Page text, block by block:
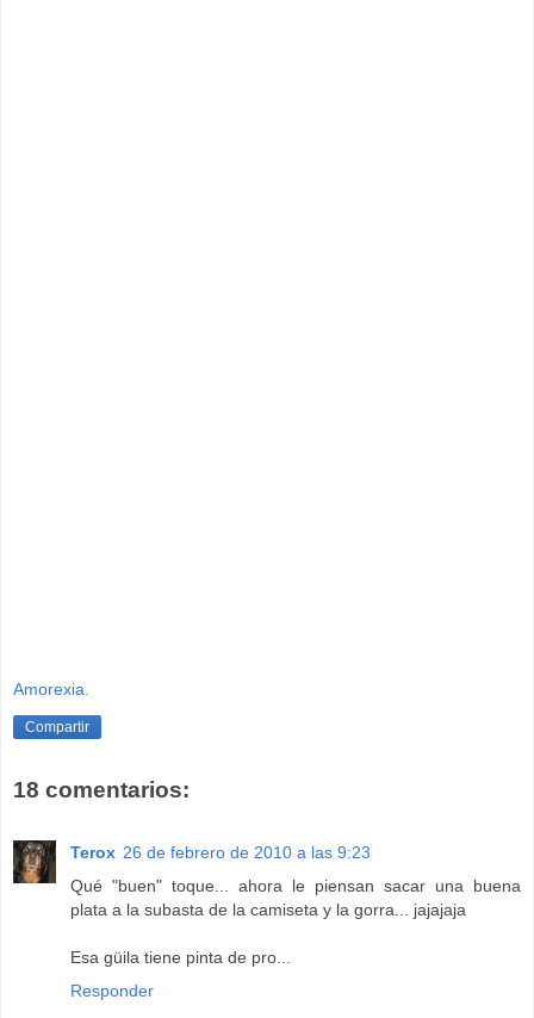
Amorexia.
Compartir
18 comentarios:
Terox 26 de febrero de 2010 a las 9:23
Qué "buen" toque... ahora le piensan sacar una buena
plata a la subasta de la camiseta y la gorra... jajajaja
Esa güila tiene pinta de pro...
Responder